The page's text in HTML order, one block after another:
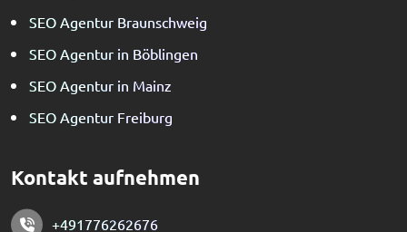
SEO Agentur Braunschweig
SEO Agentur in Böblingen
SEO Agentur in Mainz
SEO Agentur Freiburg
Kontakt aufnehmen
+491776262676